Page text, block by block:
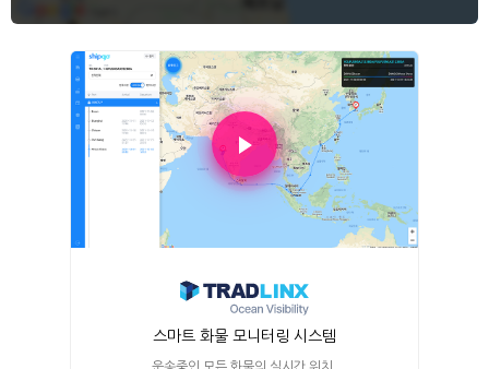
스마트 화물 모니터링 시스템